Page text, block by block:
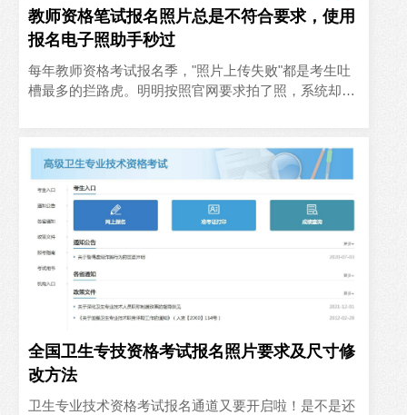
教师资格笔试报名照片总是不符合要求，使用
报名电子照助手秒过
‍每年教师资格考试报名季，"照片上传失败"都是考生吐
槽最多的拦路虎。明明按照官网要求拍了照，系统却反
全国卫生专技资格考试报名照片要求及尺寸修
改方法
卫生专业技术资格考试报名通道又要开启啦！是不是还